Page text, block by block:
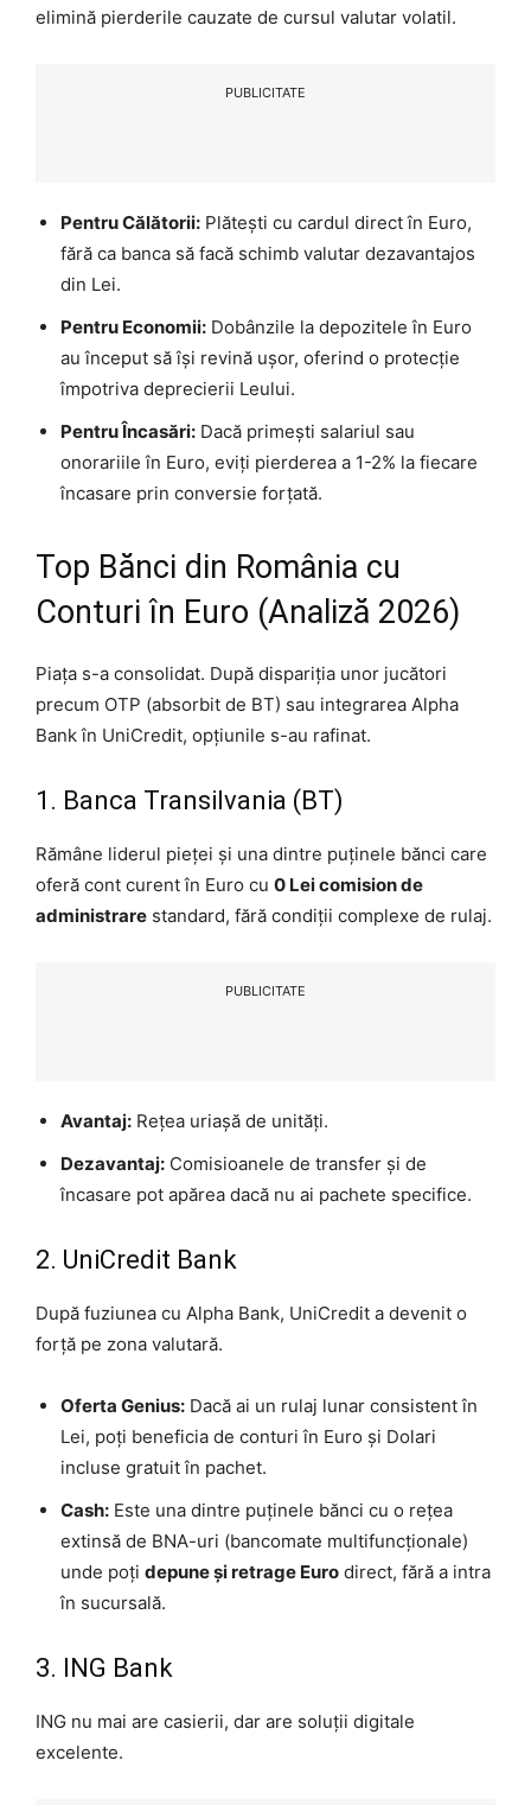
elimină pierderile cauzate de cursul valutar volatil.
PUBLICITATE
Pentru Călătorii: Plătești cu cardul direct în Euro,
fără ca banca să facă schimb valutar dezavantajos
din Lei.
Pentru Economii: Dobânzile la depozitele în Euro
au început să își revină ușor, oferind o protecție
împotriva deprecierii Leului.
Pentru Încasări: Dacă primești salariul sau
onorariile în Euro, eviți pierderea a 1-2% la fiecare
încasare prin conversie forțată.
Top Bănci din România cu
Conturi în Euro (Analiză 2026)
Piața s-a consolidat. După dispariția unor jucători
precum OTP (absorbit de BT) sau integrarea Alpha
Bank în UniCredit, opțiunile s-au rafinat.
1. Banca Transilvania (BT)
Rămâne liderul pieței și una dintre puținele bănci care
oferă cont curent în Euro cu 0 Lei comision de
administrare standard, fără condiții complexe de rulaj.
PUBLICITATE
Avantaj: Rețea uriașă de unități.
Dezavantaj: Comisioanele de transfer și de
încasare pot apărea dacă nu ai pachete specifice.
2. UniCredit Bank
După fuziunea cu Alpha Bank, UniCredit a devenit o
forță pe zona valutară.
Oferta Genius: Dacă ai un rulaj lunar consistent în
Lei, poți beneficia de conturi în Euro și Dolari
incluse gratuit în pachet.
Cash: Este una dintre puținele bănci cu o rețea
extinsă de BNA-uri (bancomate multifuncționale)
unde poți depune și retrage Euro direct, fără a intra
în sucursală.
3. ING Bank
ING nu mai are casierii, dar are soluții digitale
excelente.